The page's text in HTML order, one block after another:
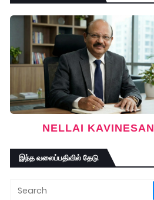
NELLAI KAVINESAN
இந்த வலைப்பதிவில் தேடு